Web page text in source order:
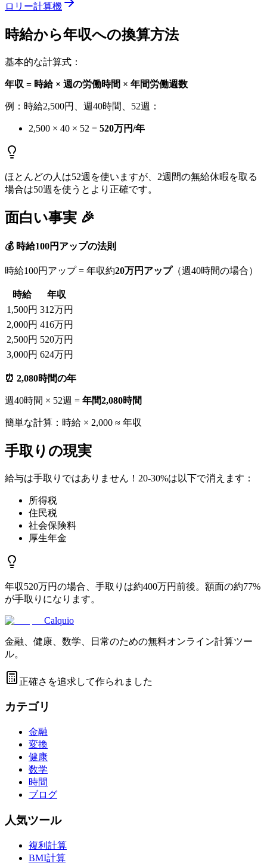
ロリー計算機
時給から年収への換算方法
基本的な計算式：
年収 = 時給 × 週の労働時間 × 年間労働週数
例：時給2,500円、週40時間、52週：
2,500 × 40 × 52 = 520万円/年
ほとんどの人は52週を使いますが、2週間の無給休暇を取る
場合は50週を使うとより正確です。
面白い事実 🎉
💰 時給100円アップの法則
時給100円アップ = 年収約20万円アップ（週40時間の場合）
時給
年収
1,500円 312万円
2,000円 416万円
2,500円 520万円
3,000円 624万円
⏰ 2,080時間の年
週40時間 × 52週 = 年間2,080時間
簡単な計算：時給 × 2,000 ≈ 年収
手取りの現実
給与は手取りではありません！20-30%は以下で消えます：
所得税
住民税
社会保険料
厚生年金
年収520万円の場合、手取りは約400万円前後。額面の約77%
が手取りになります。
Calquio
金融、健康、数学、日常のための無料オンライン計算ツー
ル。
正確さを追求して作られました
カテゴリ
金融
変換
健康
数学
時間
ブログ
人気ツール
複利計算
BMI計算